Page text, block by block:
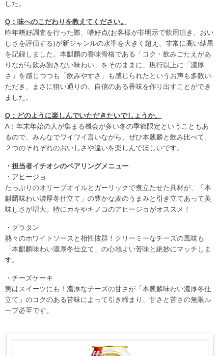
した。
Q：味へのこだわりを教えてください。
昨年嗜好調査を行った際、嗜好点(お客様が非明示で飲用頂き、おい
しさを評価する)が新ジャンルの水準を大きく超え、非常に高い結果
を記録しました。本麒麟の香味骨格である「コク・飲みごたえがあ
りながら飲み飽きない味わい」をそのままに、現行以上に「濃厚
さ」を感じつつも「飲みやすさ」も感じられたというお声も多数い
ただき、まさに狙い通りの、自信のある香味を作り出すことができ
ました。
Q：どのように楽しんでいただきたいでしょうか。
A：年末年始の人が集まる機会が多い冬の季節限定ということもあ
るので、みんなでワイワイ言いながら、ぜひ本麒麟と飲み比べて、
２つのそれぞれのおいしさや違いを楽しんでほしいです。
・担当者イチオシのペアリングメニュー
・アヒージョ
たっぷりのオリーブオイルとガーリックで煮立たせた具材が、「本
麒麟味わい濃厚冬仕立て」の豊かな麦のうまみと引き立てあって美
味しさが増大。特にカキやキノコのアヒージョがオススメ！
・グラタン
熱々のホワイトソースと相性抜群！クリーミーなチーズの風味も
「本麒麟味わい濃厚冬仕立て」の心地よい苦味と絶妙にマッチしま
す。
・チーズケーキ
実はスイーツにも！濃厚なチーズの甘さが「本麒麟味わい濃厚冬仕
立て」のコクのある苦味によって引き締まり、甘さと苦さの無限ル
ープ必至です。